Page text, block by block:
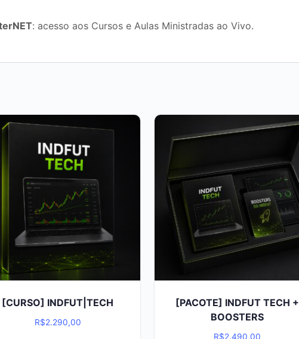
: acesso aos Cursos e Aulas Ministradas ao Vivo.
[CURSO] INDFUT|TECH
R$2.290,00
[PACOTE] INDFUT TECH +
BOOSTERS
R$2.490,00